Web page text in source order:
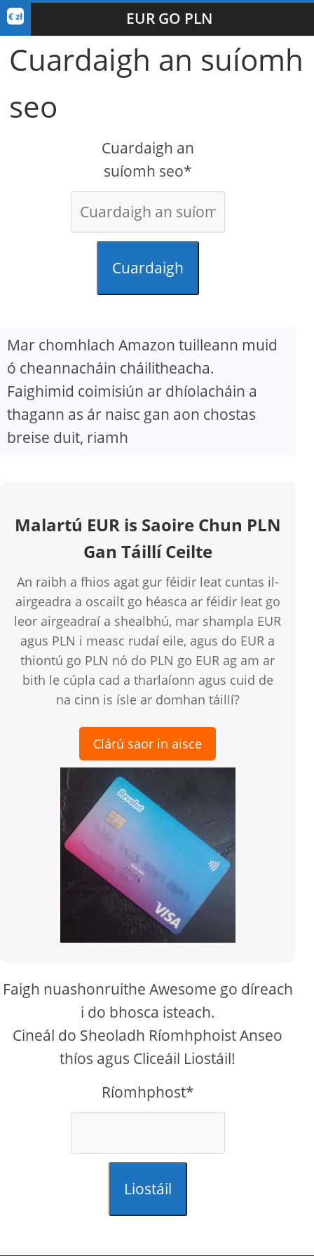
EUR GO PLN
Cuardaigh an suíomh
seo
Cuardaigh an
suíomh seo*
Cuardaigh
Mar chomhlach Amazon tuilleann muid
ó cheannacháin cháilitheacha.
Faighimid coimisiún ar dhíolacháin a
thagann as ár naisc gan aon chostas
breise duit, riamh
Malartú EUR is Saoire Chun PLN
Gan Táillí Ceilte
An raibh a fhios agat gur féidir leat cuntas il-
airgeadra a oscailt go héasca ar féidir leat go
leor airgeadraí a shealbhú, mar shampla EUR
agus PLN i measc rudaí eile, agus do EUR a
thiontú go PLN nó do PLN go EUR ag am ar
bith le cúpla cad a tharlaíonn agus cuid de
na cinn is ísle ar domhan táillí?
Clárú saor in aisce
Faigh nuashonruithe Awesome go díreach
i do bhosca isteach.
Cineál do Sheoladh Ríomhphoist Anseo
thíos agus Cliceáil Liostáil!
Ríomhphost*
Liostáil